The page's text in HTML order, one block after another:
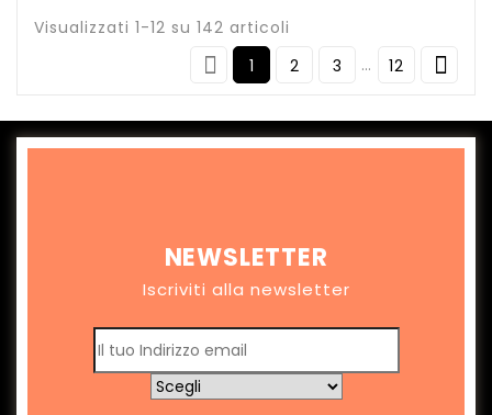
Visualizzati 1-12 su 142 articoli
 1 2 3 … 12 
NEWSLETTER
Iscriviti alla newsletter